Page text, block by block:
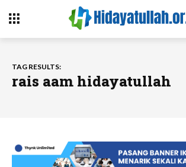
TAG RESULTS:
rais aam hidayatullah